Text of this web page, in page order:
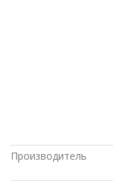
Производитель